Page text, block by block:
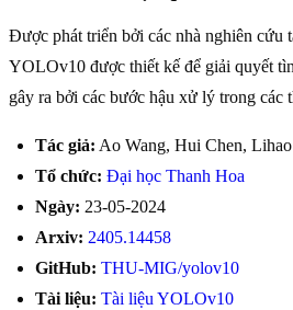
Được phát triển bởi các nhà nghiên cứu
YOLOv10 được thiết kế để giải quyết
gây ra bởi các bước hậu xử lý trong các
Tác giả: Ao Wang, Hui Chen,
Tổ chức: Đại học Thanh Hoa
Ngày: 23-05-2024
Arxiv: 2405.14458
GitHub: THU-MIG/yolov10
Tài liệu: Tài liệu YOLOv10